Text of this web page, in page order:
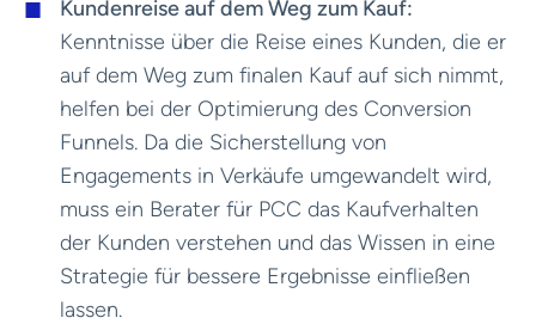
Kundenreise auf dem Weg zum Kauf:
Kenntnisse über die Reise eines Kunden, die er
auf dem Weg zum finalen Kauf auf sich nimmt,
helfen bei der Optimierung des Conversion
Funnels. Da die Sicherstellung von
Engagements in Verkäufe umgewandelt wird,
muss ein Berater für PCC das Kaufverhalten
der Kunden verstehen und das Wissen in eine
Strategie für bessere Ergebnisse einfließen
lassen.